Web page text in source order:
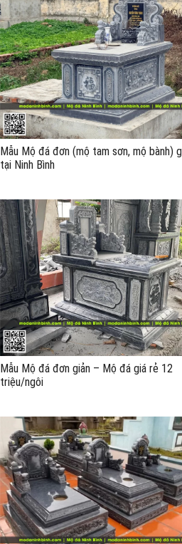
Mẫu Mộ đá đơn (mộ tam sơn, mộ bành)
tại Ninh Bình
Mẫu Mộ đá đơn giản – Mộ đá giá rẻ 12
triệu/ngôi